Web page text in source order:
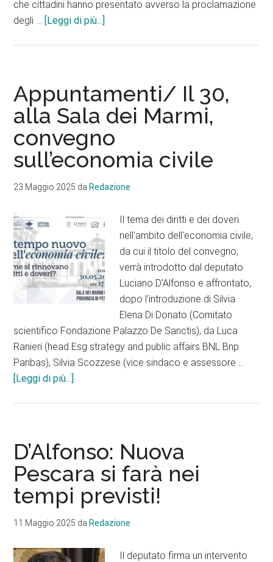
che cittadini hanno presentato avverso la proclamazione
degli … [Leggi di più...]
non
giochi
prestigio
legali
sul
passato
Appuntamenti/ Il 30,
alla Sala dei Marmi,
convegno
sull’economia civile
23 Maggio 2025 daRedazione
Il tema dei diritti e dei doveri
nell'ambito dell'economia civile,
da cui il titolo del convegno,
verrà introdotto dal deputato
Luciano D'Alfonso e affrontato,
dopo l'introduzione di Silvia
Elena Di Donato (Comitato
scientifico Fondazione Palazzo De Sanctis), da Luca
Ranieri (head Esg strategy and public affairs BNL Bnp
Paribas), Silvia Scozzese (vice sindaco e assessore …
[Leggi di più...]
dei
Marmi,
sull’economia
civile
D’Alfonso: Nuova
Pescara si farà nei
tempi previsti!
11 Maggio 2025 daRedazione
Il deputato firma un intervento